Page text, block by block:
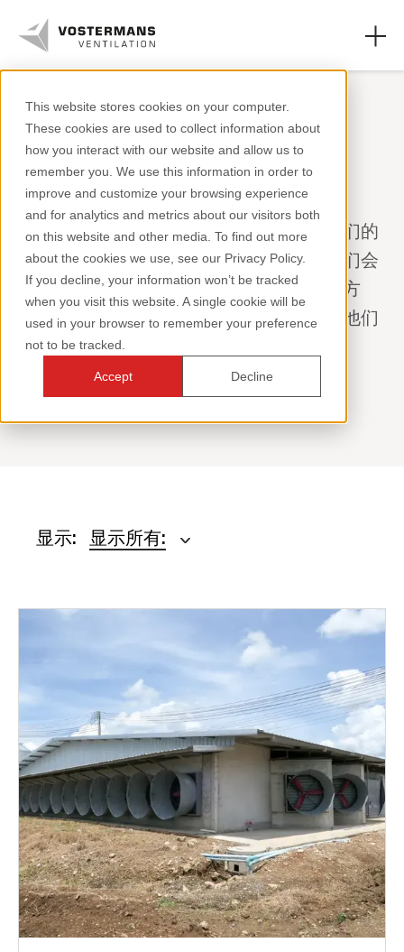
This website stores cookies on your computer.
These cookies are used to collect information about
how you interact with our website and allow us to
remember you. We use this information in order to
improve and customize your browsing experience
and for analytics and metrics about our visitors both
on this website and other media. To find out more
about the cookies we use, see our Privacy Policy.
If you decline, your information won’t be tracked
when you visit this website. A single cookie will be
used in your browser to remember your preference
not to be tracked.
Accept Decline
轴流风机和零件
农业领域
工业领域
资源页面
关于我们
+31 (0)77 389 32 32
ventilation@vostermans.com
实例研究
了解伟大的创新应用如何激发灵感。在我们的
案例研究中，我们让客户与我们交流。他们会
谈论他们的挑战以及他们解决这些挑战的方
法，而部分内容会涉及到我们的风机。从他们
的故事中汲取经验教训。
显示: 显示所有: